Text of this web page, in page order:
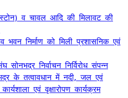
व चावल आदि की मिलावट की
निर्माण को मिली प्रशासनिक एवं
सोनभद्र निर्वाचन निर्विरोध संपन्न
के तत्वावधान में नदी, जल एवं
एवं वृक्षारोपण कार्यक्रम